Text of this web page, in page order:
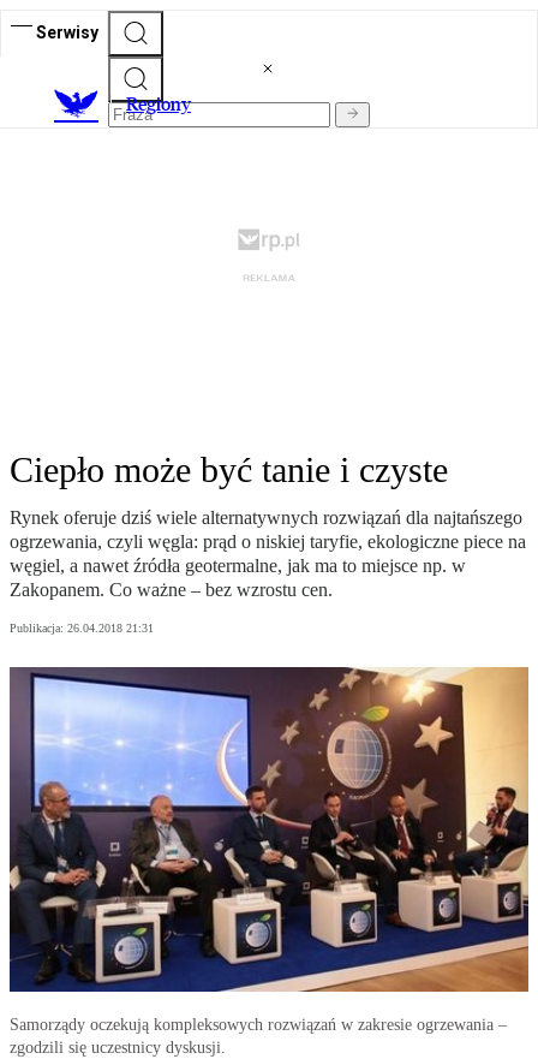
Serwisy
Regiony
Ciepło może być tanie i czyste
Rynek oferuje dziś wiele alternatywnych rozwiązań dla najtańszego
ogrzewania, czyli węgla: prąd o niskiej taryfie, ekologiczne piece na
węgiel, a nawet źródła geotermalne, jak ma to miejsce np. w
Zakopanem. Co ważne – bez wzrostu cen.
Publikacja: 26.04.2018 21:31
Samorządy oczekują kompleksowych rozwiązań w zakresie ogrzewania –
zgodzili się uczestnicy dyskusji.